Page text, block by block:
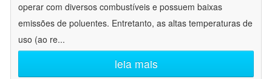
operar com diversos combustíveis e possuem baixas
emissões de poluentes. Entretanto, as altas temperaturas de
uso (ao re...
leia mais